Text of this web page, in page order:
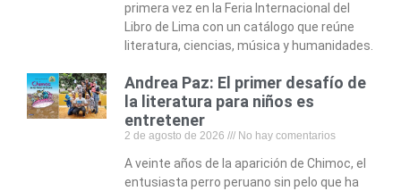
primera vez en la Feria Internacional del
Libro de Lima con un catálogo que reúne
literatura, ciencias, música y humanidades.
Andrea Paz: El primer desafío de
la literatura para niños es
entretener
2 de agosto de 2026 No hay comentarios
A veinte años de la aparición de Chimoc, el
entusiasta perro peruano sin pelo que ha